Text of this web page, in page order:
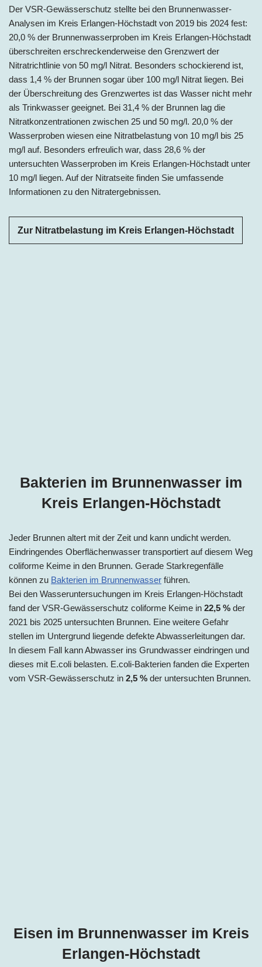
Der VSR-Gewässerschutz stellte bei den Brunnenwasser-
Analysen im Kreis Erlangen-Höchstadt von 2019 bis 2024 fest:
20,0 % der Brunnenwasserproben im Kreis Erlangen-Höchstadt
überschreiten erschreckenderweise den Grenzwert der
Nitratrichtlinie von 50 mg/l Nitrat. Besonders schockierend ist,
dass 1,4 % der Brunnen sogar über 100 mg/l Nitrat liegen. Bei
der Überschreitung des Grenzwertes ist das Wasser nicht mehr
als Trinkwasser geeignet. Bei 31,4 % der Brunnen lag die
Nitratkonzentrationen zwischen 25 und 50 mg/l. 20,0 % der
Wasserproben wiesen eine Nitratbelastung von 10 mg/l bis 25
mg/l auf. Besonders erfreulich war, dass 28,6 % der
untersuchten Wasserproben im Kreis Erlangen-Höchstadt unter
10 mg/l liegen. Auf der Nitratseite finden Sie umfassende
Informationen zu den Nitratergebnissen.
Zur Nitratbelastung im Kreis Erlangen-Höchstadt
Bakterien im Brunnenwasser im
Kreis Erlangen-Höchstadt
Jeder Brunnen altert mit der Zeit und kann undicht werden.
Eindringendes Oberflächenwasser transportiert auf diesem Weg
coliforme Keime in den Brunnen. Gerade Starkregenfälle
können zu Bakterien im Brunnenwasser führen.
Bei den Wasseruntersuchungen im Kreis Erlangen-Höchstadt
fand der VSR-Gewässerschutz coliforme Keime in 22,5 % der
2021 bis 2025 untersuchten Brunnen. Eine weitere Gefahr
stellen im Untergrund liegende defekte Abwasserleitungen dar.
In diesem Fall kann Abwasser ins Grundwasser eindringen und
dieses mit E.coli belasten. E.coli-Bakterien fanden die Experten
vom VSR-Gewässerschutz in 2,5 % der untersuchten Brunnen.
Eisen im Brunnenwasser im Kreis
Erlangen-Höchstadt